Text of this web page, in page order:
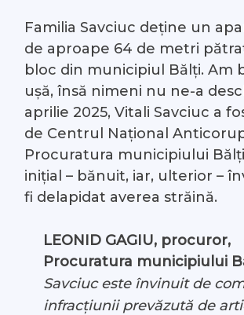
Familia Savciuc deține un
de aproape 64 de metri
bloc din municipiul Bălți. Am
ușă, însă nimeni nu ne-a
aprilie 2025, Vitali Savciuc a
de Centrul Național
Procuratura municipiului
inițial – bănuit, iar, ulterior –
fi delapidat averea străină.
LEONID GAGIU, procuror,
Procuratura municipiului
Savciuc este învinuit de
infracțiunii prevăzută de